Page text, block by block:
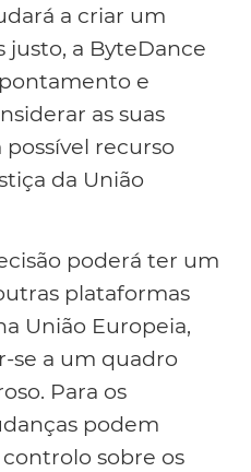
a criar um
a ByteDance
e
as suas
recurso
da União
poderá ter um
plataformas
União Europeia,
se a um quadro
Para os
podem
sobre os